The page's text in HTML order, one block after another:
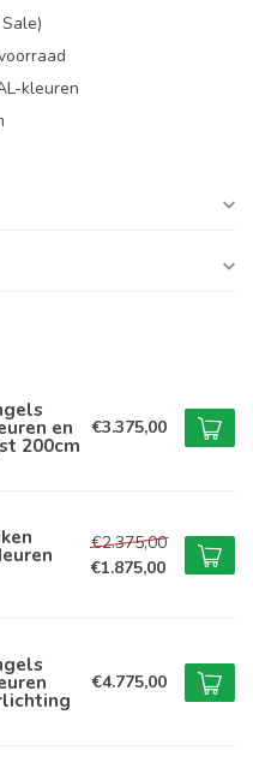
kleuren
en
200cm
€3.375,00
€2.375,00
€1.875,00
€4.775,00